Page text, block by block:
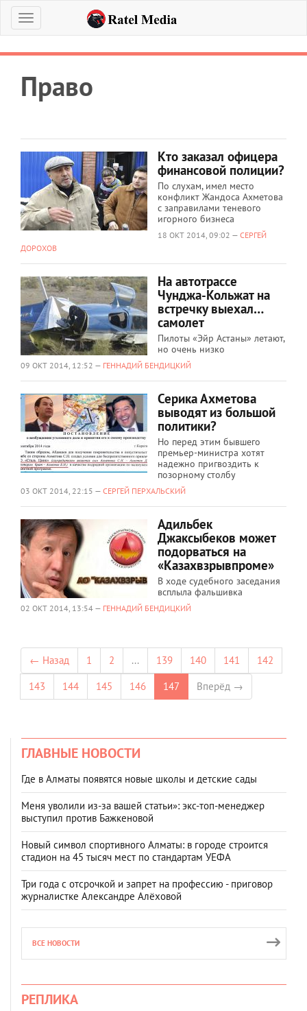
Меню
Право
Кто заказал офицера
финансовой полиции?
По слухам, имел место
конфликт Жандоса Ахметова
с заправилами теневого
игорного бизнеса
18 ОКТ 2014, 09:02 — СЕРГЕЙ
ДОРОХОВ
На автотрассе
Чунджа-Кольжат на
встречку выехал…
самолет
Пилоты «Эйр Астаны» летают,
но очень низко
09 ОКТ 2014, 12:52 — ГЕННАДИЙ БЕНДИЦКИЙ
Серика Ахметова
выводят из большой
политики?
Но перед этим бывшего
премьер-министра хотят
надежно пригвоздить к
позорному столбу
03 ОКТ 2014, 22:15 — СЕРГЕЙ ПЕРХАЛЬСКИЙ
Адильбек
Джаксыбеков может
подорваться на
«Казахвзрывпроме»
В ходе судебного заседания
всплыла фальшивка
02 ОКТ 2014, 13:54 — ГЕННАДИЙ БЕНДИЦКИЙ
← Назад 1 2 ... 139 140 141
142
143
144 145 146 147 Вперёд →
ГЛАВНЫЕ НОВОСТИ
Где в Алматы появятся новые школы и детские сады
Меня уволили из-за вашей статьи»: экс-топ-менеджер
выступил против Бажкеновой
Новый символ спортивного Алматы: в городе строится
стадион на 45 тысяч мест по стандартам УЕФА
Три года с отсрочкой и запрет на профессию - приговор
журналистке Александре Алёховой
ВСЕ НОВОСТИ
РЕПЛИКА